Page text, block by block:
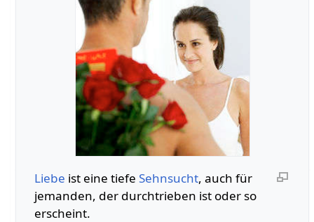
Liebe ist eine tiefe Sehnsucht, auch für
jemanden, der durchtrieben ist oder so
erscheint.